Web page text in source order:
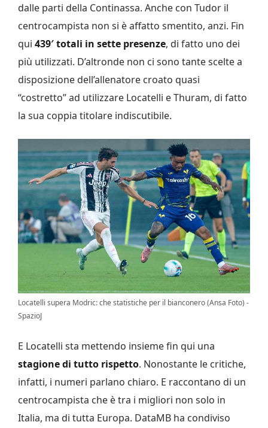
dalle parti della Continassa. Anche con Tudor il
centrocampista non si è affatto smentito, anzi. Fin
qui 439′ totali in sette presenze, di fatto uno dei
più utilizzati. D’altronde non ci sono tante scelte a
disposizione dell’allenatore croato quasi
“costretto” ad utilizzare Locatelli e Thuram, di fatto
la sua coppia titolare indiscutibile.
Locatelli supera Modric: che statistiche per il bianconero (Ansa Foto) -
SpazioJ
E Locatelli sta mettendo insieme fin qui una
stagione di tutto rispetto. Nonostante le critiche,
infatti, i numeri parlano chiaro. E raccontano di un
centrocampista che è tra i migliori non solo in
Italia, ma di tutta Europa. DataMB ha condiviso